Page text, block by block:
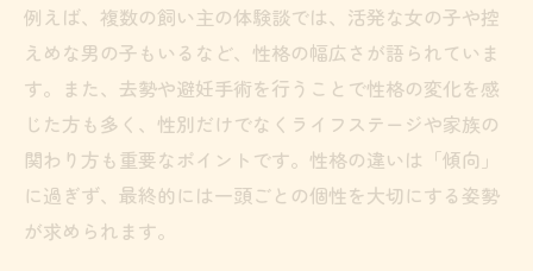
例えば、複数の飼い主の体験談では、活発な女の子や控
えめな男の子もいるなど、性格の幅広さが語られていま
す。また、去勢や避妊手術を行うことで性格の変化を感
じた方も多く、性別だけでなくライフステージや家族の
関わり方も重要なポイントです。性格の違いは「傾向」
に過ぎず、最終的には一頭ごとの個性を大切にする姿勢
が求められます。